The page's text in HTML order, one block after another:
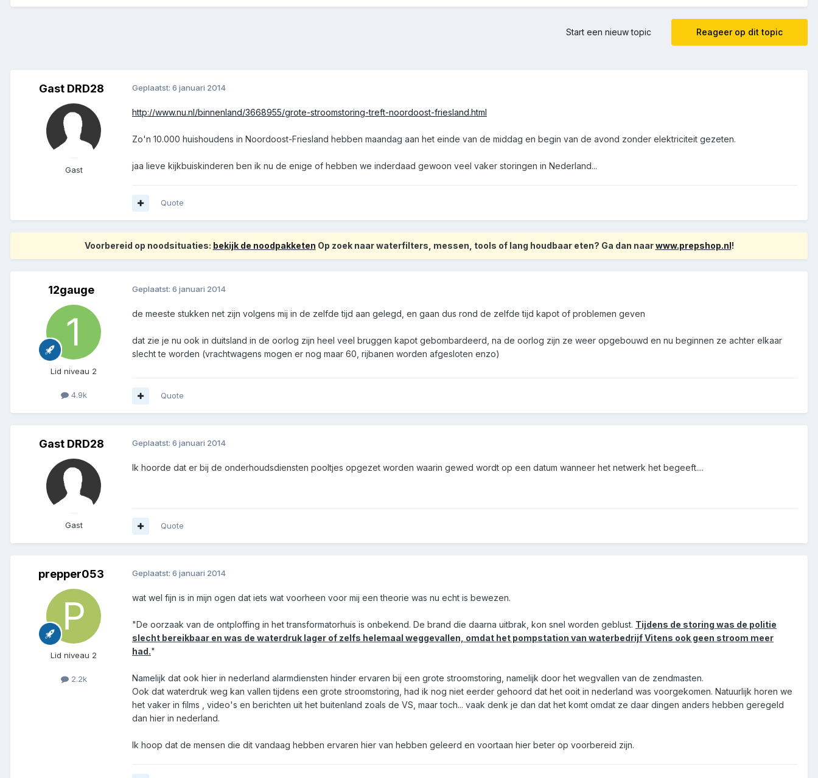
Reageer op dit topic
Start een nieuw topic
Gast DRD28
Gast
Geplaatst: 6 januari 2014
http://www.nu.nl/binnenland/3668955/grote-stroomstoring-treft-noordoost-friesland.html
Zo'n 10.000 huishoudens in Noordoost-Friesland hebben maandag aan het einde van de middag en begin van de avond zonder elektriciteit gezeten.
jaa lieve kijkbuiskinderen ben ik nu de enige of hebben we inderdaad gewoon veel vaker storingen in Nederland...
Quote
Voorbereid op noodsituaties: bekijk de noodpakketen Op zoek naar waterfilters, messen, tools of lang houdbaar eten? Ga dan naarwww.prepshop.nl!
12gauge
Lid niveau 2
4.9k
Geplaatst: 6 januari 2014
de meeste stukken net zijn volgens mij in de zelfde tijd aan gelegd, en gaan dus rond de zelfde tijd kapot of problemen geven
dat zie je nu ook in duitsland in de oorlog zijn heel veel bruggen kapot gebombardeerd, na de oorlog zijn ze weer opgebouwd en nu beginnen ze achter elkaar
slecht te worden (vrachtwagens mogen er nog maar 60, rijbanen worden afgesloten enzo)
Quote
Gast DRD28
Gast
Geplaatst: 6 januari 2014
Ik hoorde dat er bij de onderhoudsdiensten pooltjes opgezet worden waarin gewed wordt op een datum wanneer het netwerk het begeeft....
Quote
prepper053
Lid niveau 2
2.2k
Geplaatst: 6 januari 2014
wat wel fijn is in mijn ogen dat iets wat voorheen voor mij een theorie was nu echt is bewezen.
"De oorzaak van de ontploffing in het transformatorhuis is onbekend. De brand die daarna uitbrak, kon snel worden geblust. Tijdens de storing was de politie
slecht bereikbaar en was de waterdruk lager of zelfs helemaal weggevallen, omdat het pompstation van waterbedrijf Vitens ook geen stroom meer
had."
Namelijk dat ook hier in nederland alarmdiensten hinder ervaren bij een grote stroomstoring, namelijk door het wegvallen van de zendmasten.
Ook dat waterdruk weg kan vallen tijdens een grote stroomstoring, had ik nog niet eerder gehoord dat het ooit in nederland was voorgekomen. Natuurlijk horen we
het vaker in films , video's en berichten uit het buitenland zoals de VS, maar toch... vaak denk je dan dat het komt omdat ze daar dingen anders hebben geregeld
dan hier in nederland.
Ik hoop dat de mensen die dit vandaag hebben ervaren hier van hebben geleerd en voortaan hier beter op voorbereid zijn.